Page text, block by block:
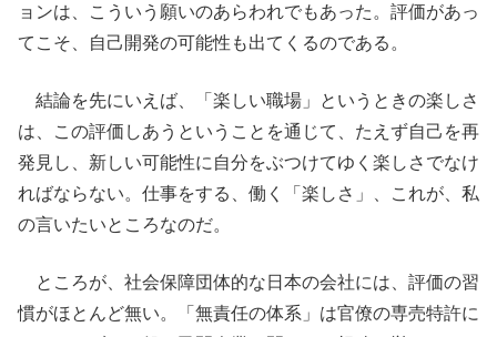
ョンは、こういう願いのあらわれでもあった。評価があっ
てこそ、自己開発の可能性も出てくるのである。
結論を先にいえば、「楽しい職場」というときの楽しさ
は、この評価しあうということを通じて、たえず自己を再
発見し、新しい可能性に自分をぶつけてゆく楽しさでなけ
ればならない。仕事をする、働く「楽しさ」、これが、私
の言いたいところなのだ。
ところが、社会保障団体的な日本の会社には、評価の習
慣がほとんど無い。「無責任の体系」は官僚の専売特許に